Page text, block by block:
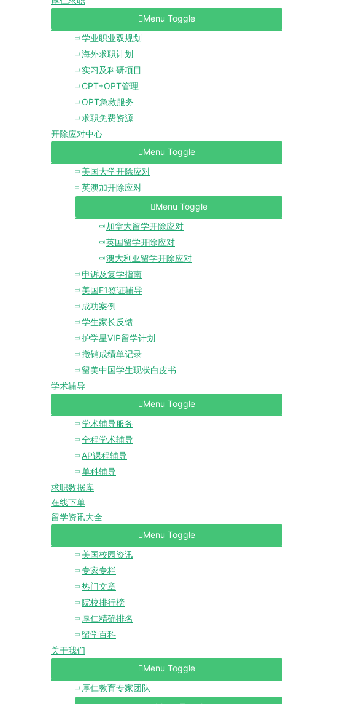
Menu Toggle
学业职业双规划
海外求职计划
实习及科研项目
CPT+OPT管理
OPT急救服务
求职免费资源
开除应对中心
Menu Toggle
美国大学开除应对
英澳加开除应对
Menu Toggle
加拿大留学开除应对
英国留学开除应对
澳大利亚留学开除应对
申诉及复学指南
美国F1签证辅导
成功案例
学生家长反馈
护学星VIP留学计划
撤销成绩单记录
留美中国学生现状白皮书
学术辅导
Menu Toggle
学术辅导服务
全程学术辅导
AP课程辅导
单科辅导
求职数据库
在线下单
留学资讯大全
Menu Toggle
美国校园资讯
专家专栏
热门文章
院校排行榜
厚仁精确排名
留学百科
关于我们
Menu Toggle
厚仁教育专家团队